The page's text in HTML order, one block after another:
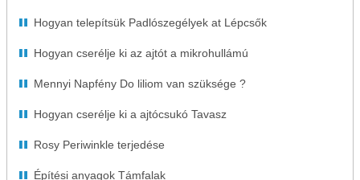
Hogyan telepítsük Padlószegélyek at Lépcsők
Hogyan cserélje ki az ajtót a mikrohullámú
Mennyi Napfény Do liliom van szüksége ?
Hogyan cserélje ki a ajtócsukó Tavasz
Rosy Periwinkle terjedése
Építési anyagok Támfalak